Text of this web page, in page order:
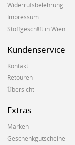
Widerrufsbelehrung
Impressum
Stoffgeschäft in Wien
Kundenservice
Kontakt
Retouren
Übersicht
Extras
Marken
Geschenkgutscheine